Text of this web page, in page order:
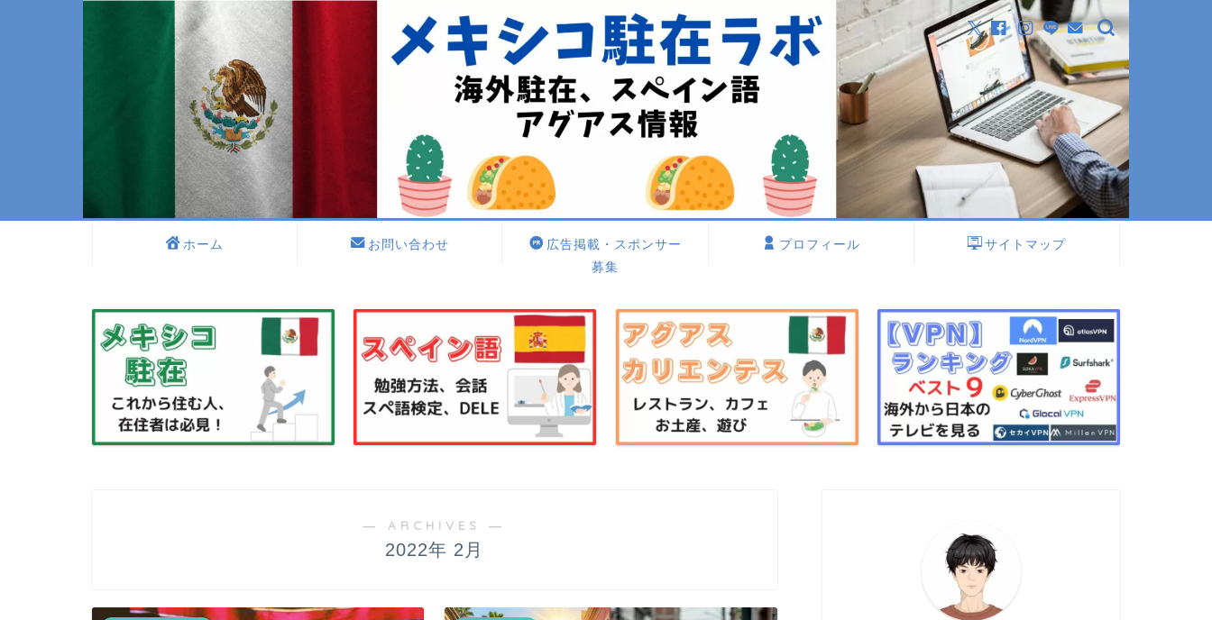
ホーム お問い合わせ
広告掲載・スポンサー
募集
プロフィール サイトマップ
― ARCHIVES ―
2022年 2月